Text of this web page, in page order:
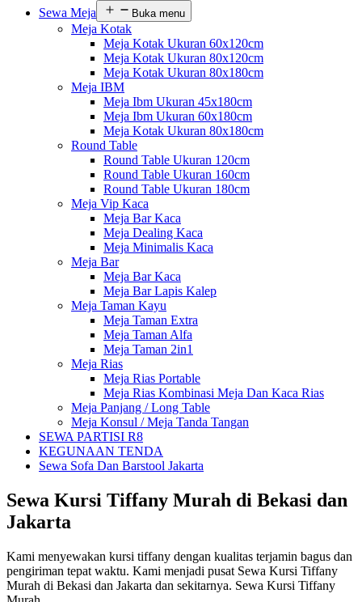
Sewa Meja
Buka menu
Meja Kotak
Meja Kotak Ukuran 60x120cm
Meja Kotak Ukuran 80x120cm
Meja Kotak Ukuran 80x180cm
Meja IBM
Meja Ibm Ukuran 45x180cm
Meja Ibm Ukuran 60x180cm
Meja Kotak Ukuran 80x180cm
Round Table
Round Table Ukuran 120cm
Round Table Ukuran 160cm
Round Table Ukuran 180cm
Meja Vip Kaca
Meja Bar Kaca
Meja Dealing Kaca
Meja Minimalis Kaca
Meja Bar
Meja Bar Kaca
Meja Bar Lapis Kalep
Meja Taman Kayu
Meja Taman Extra
Meja Taman Alfa
Meja Taman 2in1
Meja Rias
Meja Rias Portable
Meja Rias Kombinasi Meja Dan Kaca Rias
Meja Panjang / Long Table
Meja Konsul / Meja Tanda Tangan
SEWA PARTISI R8
KEGUNAAN TENDA
Sewa Sofa Dan Barstool Jakarta
Sewa Kursi Tiffany Murah di Bekasi dan
Jakarta
Kami menyewakan kursi tiffany dengan kualitas terjamin bagus dan
pengiriman tepat waktu. Kami menjadi pusat Sewa Kursi Tiffany
Murah di Bekasi dan Jakarta dan sekitarnya. Sewa Kursi Tiffany